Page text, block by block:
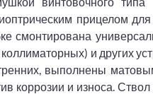
прицелом
смонтирована
и других
выполнены
коррозии и износа.